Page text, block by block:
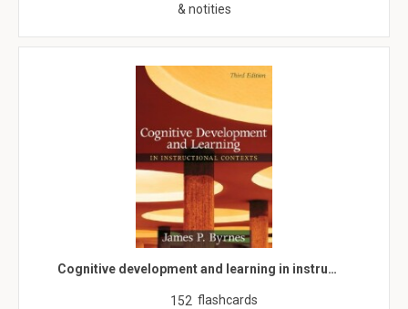
& notities
Cognitive development and learning in instru…
152 flashcards